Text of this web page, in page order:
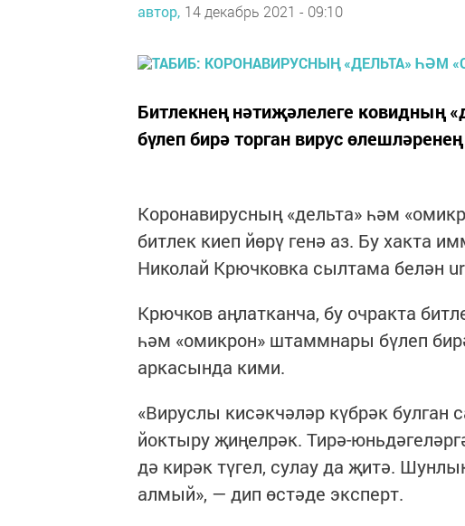
автор, 14 декабрь 2021 - 09:10
Битлекнең нәтиҗәлелеге ковидның
бүлеп бирә торган вирус
Коронавирусның «дельта» һәм
битлек киеп йөрү генә аз. Бу хакта
Николай Крючковка сылтама белән
Крючков аңлатканча, бу очракта
һәм «омикрон» штаммнары бүлеп
аркасында кими.
«Вируслы кисәкчәләр күбрәк булган
йоктыру җиңелрәк. Тирә-
дә кирәк түгел, сулау да җитә.
алмый», — дип өстәде эксперт.